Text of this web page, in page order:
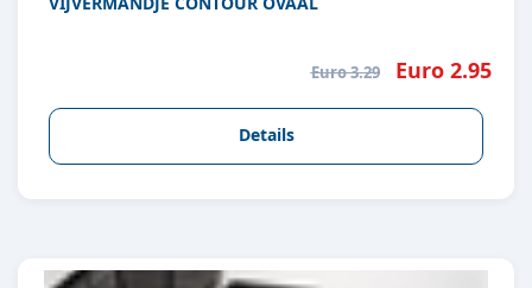
Euro 3.29 Euro 2.95
Details